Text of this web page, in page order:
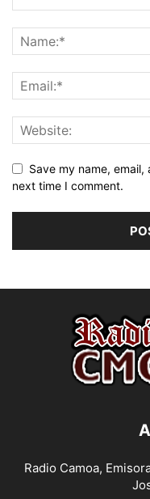
Save my name,
next time I comment.
Radio Camoa,